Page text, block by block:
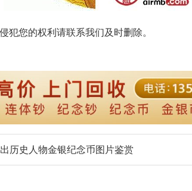
犯您的权利请联系我们及时删除。
历史人物金银纪念币图片鉴赏